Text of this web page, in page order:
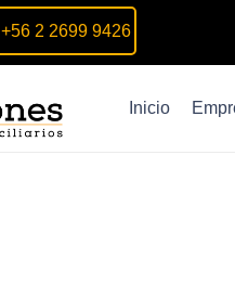
+56 2 2699 9426
Inicio